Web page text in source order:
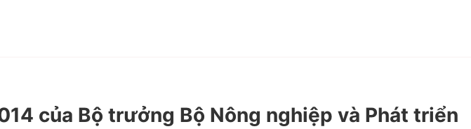
của Bộ trưởng Bộ Nông nghiệp và Phát triển